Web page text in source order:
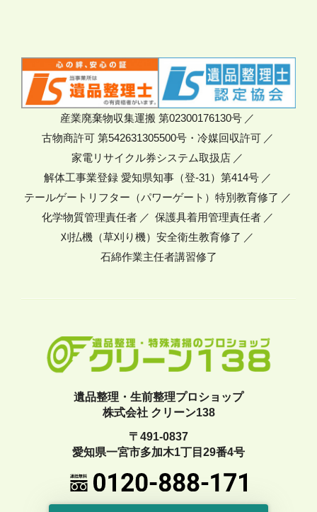
産業廃棄物収集運搬 第02300176130号
古物商許可 第542631305500号・冷媒回収許可
家電リサイクル券システム取扱店
解体工事業登録 愛知県知事（登-31）第414号
テールゲートリフター（パワーゲート）特別教育修了
化学物質管理責任者
保護具着用管理責任者
刈払機（草刈り機）安全衛生教育修了
石綿作業主任者講習修了
遺品整理・生前整理プロショップ
株式会社 クリーン138
〒491-0837
愛知県一宮市多加木1丁目29番4号